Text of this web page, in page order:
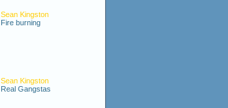
Sean Kingston
Fire burning
Sean Kingston
Real Gangstas